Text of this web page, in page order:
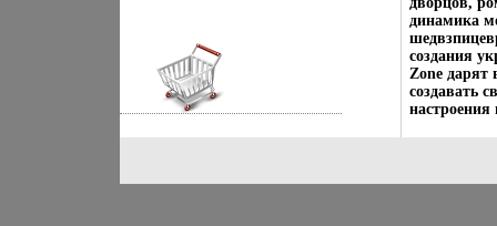
динамика
создания
Zone дарят
создавать
настроения